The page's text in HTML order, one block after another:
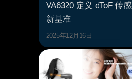
VA6320 定义 dToF 传感
新基准
2025年12月16日